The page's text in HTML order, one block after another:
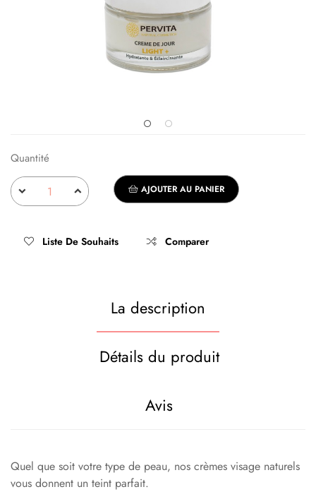
Quantité
AJOUTER AU PANIER
Liste De Souhaits Comparer
La description
Détails du produit
Avis
Quel que soit votre type de peau, nos crèmes visage naturels
vous donnent un teint parfait.